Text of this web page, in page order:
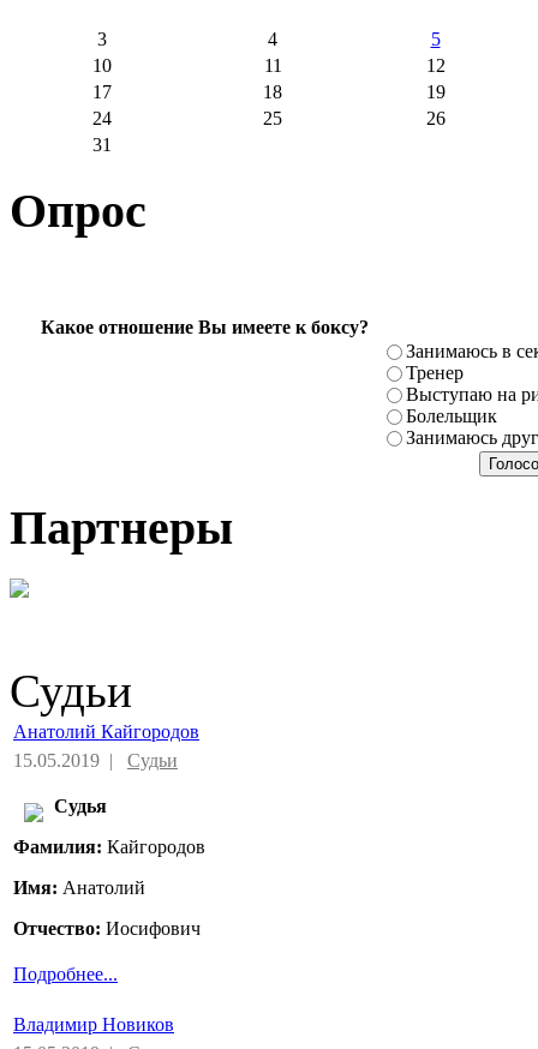
3 4
5
10
11
12
17
18
19
24
25
26
31
Опрос
Какое отношение Вы имеете к боксу?
Занимаюсь в
Тренер
Выступаю на
Болельщик
Занимаюсь
Партнеры
Судьи
Анатолий Кайгородов
15.05.2019 | Судьи
Судья
Фамилия: Кайгородов
Имя: Анатолий
Отчество: Иосифович
Подробнее...
Владимир Новиков